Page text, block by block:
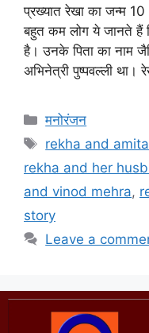
प्रख्यात रेखा का जन्म
बहुत कम लोग ये जानते हैं
है। उनके पिता का नाम
अभिनेत्री पुष्पवल्ली था।
मनोरंजन
rekha and
rekha and her
and vinod mehra,
story
Leave a